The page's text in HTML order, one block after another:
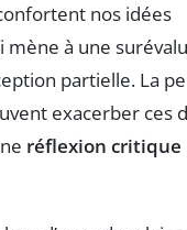
nos idées
à une
partielle. La
exacerber ces
réflexion critique